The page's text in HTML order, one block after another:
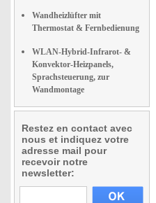
Wandheizlüfter mit
Thermostat & Fernbedienung
WLAN-Hybrid-Infrarot- &
Konvektor-Heizpanels,
Sprachsteuerung, zur
Wandmontage
Restez en contact avec
nous et indiquez votre
adresse mail pour
recevoir notre
newsletter: